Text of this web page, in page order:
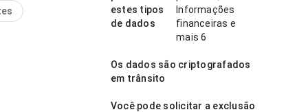
estes tipos
de dados
Informações
financeiras e
mais 6
Os dados são criptografados
em trânsito
Você pode solicitar a exclusão